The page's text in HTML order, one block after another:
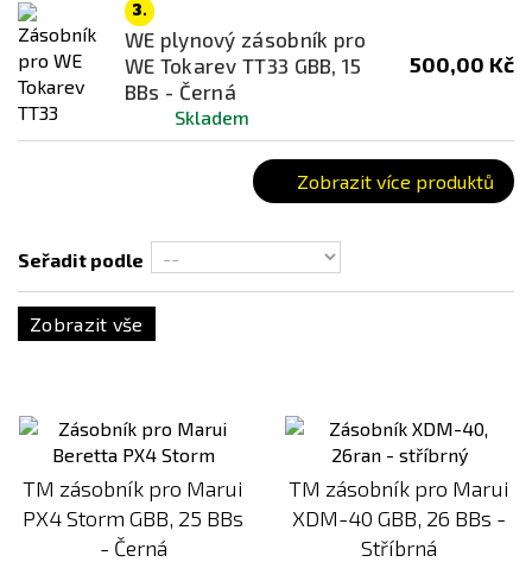
není skladem
Barva
Černá
3.
WE plynový zásobník pro
WE Tokarev TT33 GBB, 15
BBs - Černá
Skladem
500,00 Kč
Zobrazit více produktů
Seřadit podle
Zobrazit vše
TM zásobník pro Marui
PX4 Storm GBB, 25 BBs
- Černá
TM zásobník pro Marui
XDM-40 GBB, 26 BBs -
Stříbrná